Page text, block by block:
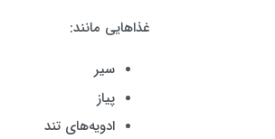
غذاهایی مانند:
سیر
پیاز
ادویه‌های تند